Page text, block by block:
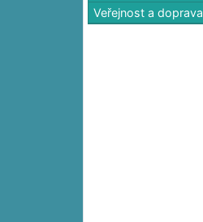
Veřejnost a doprava